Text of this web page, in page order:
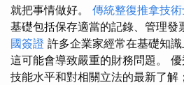
就把事情做好。 傳統整復推拿技
基礎包括保存適當的記錄、管理發
國簽證 許多企業家經常在基礎知
這可能會導致嚴重的財務問題。
技能水平和對相關立法的最新了解